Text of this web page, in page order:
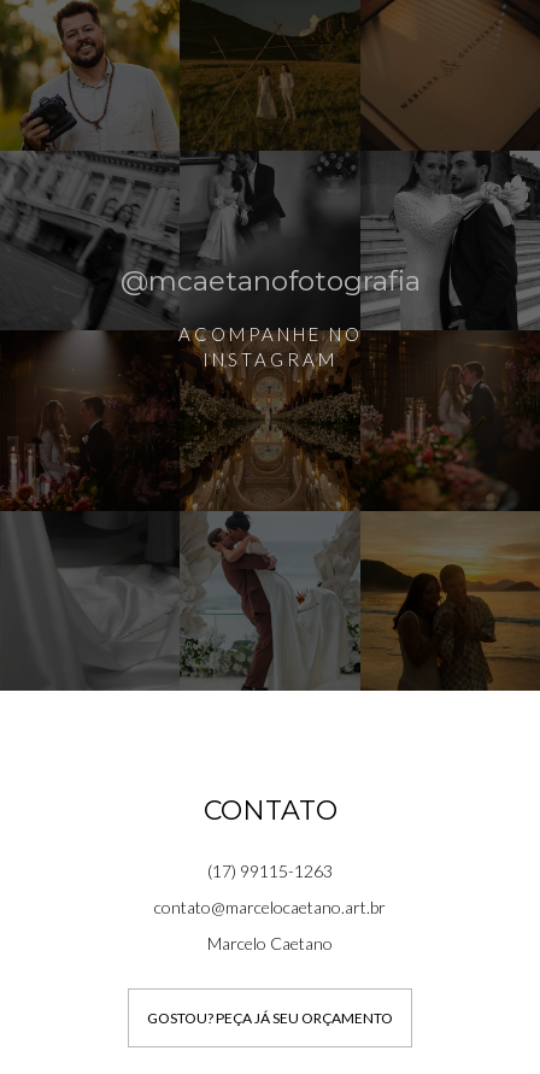
@mcaetanofotografia
ACOMPANHE NO
INSTAGRAM
CONTATO
(17) 99115-1263
contato@marcelocaetano.art.br
Marcelo Caetano
GOSTOU? PEÇA JÁ SEU ORÇAMENTO